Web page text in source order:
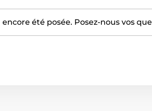
été posée. Posez-nous vos